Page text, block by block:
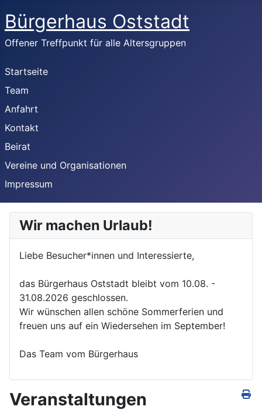
Bürgerhaus Oststadt
Offener Treffpunkt für alle Altersgruppen
Startseite
Team
Anfahrt
Kontakt
Beirat
Vereine und Organisationen
Impressum
Wir machen Urlaub!
Liebe Besucher*innen und Interessierte,
das Bürgerhaus Oststadt bleibt vom 10.08. -
31.08.2026 geschlossen.
Wir wünschen allen schöne Sommerferien und
freuen uns auf ein Wiedersehen im September!
Das Team vom Bürgerhaus
Veranstaltungen